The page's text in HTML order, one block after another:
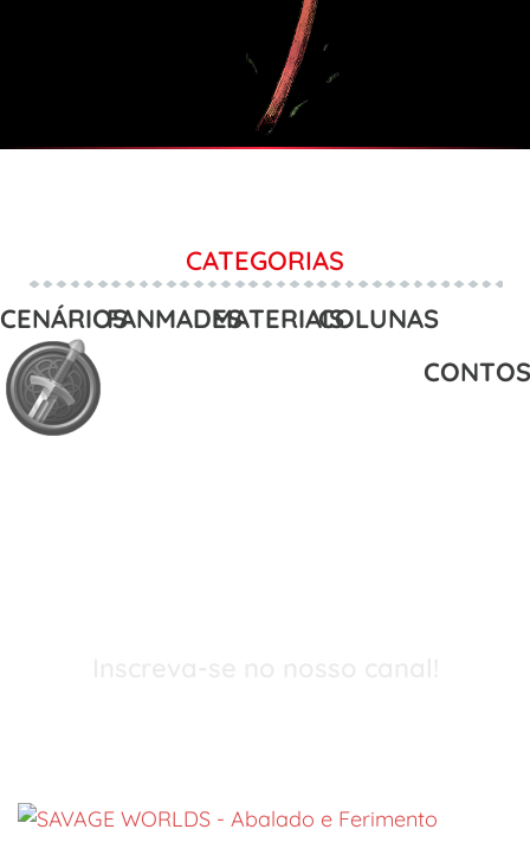
CATEGORIAS
CENÁRIOSFANMADESMATERIAISCOLUNAS